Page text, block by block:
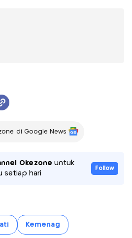
di Google News
Okezone untuk
setiap hari
Follow
Kemenag